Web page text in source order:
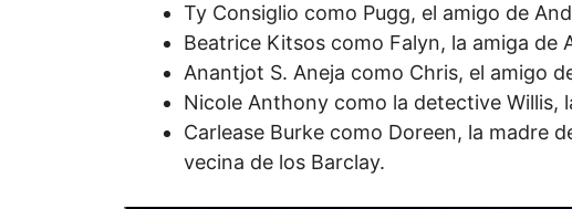
Ty Consiglio como Pugg, el amigo de
Beatrice Kitsos como Falyn, la amiga de
Anantjot S. Aneja como Chris, el amigo
Nicole Anthony como la detective Willis,
Carlease Burke como Doreen, la madre
vecina de los Barclay.